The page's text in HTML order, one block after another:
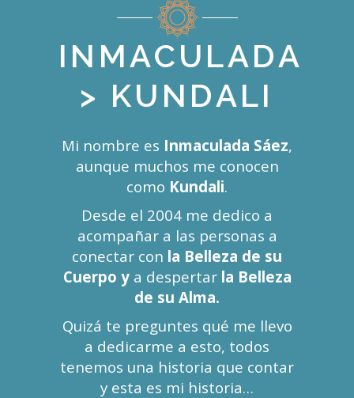
INMACULADA
> KUNDALI
Mi nombre es Inmaculada Sáez,
aunque muchos me conocen
como Kundali.
Desde el 2004 me dedico a
acompañar a las personas a
conectar con la Belleza de su
Cuerpo ya despertar la Belleza
de su Alma.
Quizá te preguntes qué me llevo
a dedicarme a esto, todos
tenemos una historia que contar
y esta es mi historia…